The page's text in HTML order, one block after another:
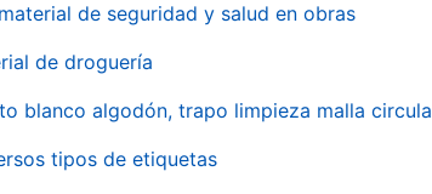
de seguridad y salud en obras
de droguería
blanco algodón, trapo limpieza malla
tipos de etiquetas